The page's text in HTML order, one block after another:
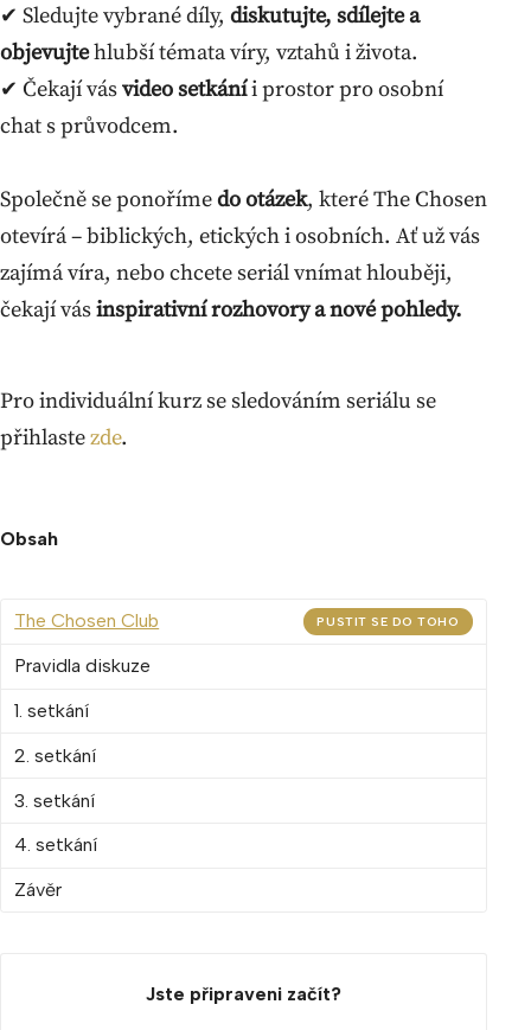
✔ Sledujte vybrané díly, diskutujte, sdílejte a
objevujtehlubší témata víry, vztahů i života.
✔ Čekají vásvideo setkáníi prostor pro osobní
chat s průvodcem.
Společně se ponořímedo otázek, které The Chosen
otevírá – biblických, etických i osobních. Ať už vás
zajímá víra, nebo chcete seriál vnímat hlouběji,
čekají vásinspirativní rozhovory a nové pohledy.
Pro individuální kurz se sledováním seriálu se
přihlastezde.
Obsah
The Chosen Club PUSTIT SE DO TOHO
Pravidla diskuze
1. setkání
2. setkání
3. setkání
4. setkání
Závěr
Jste připraveni začít?